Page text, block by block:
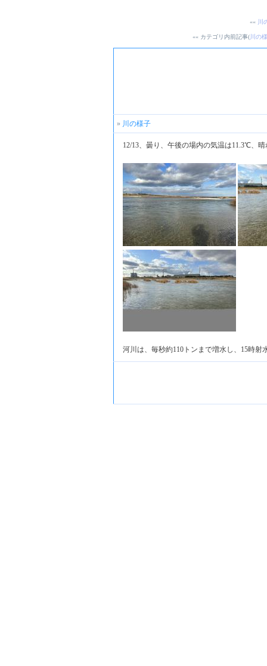
«« 川
«« カテゴリ内前記事( 川の
» 川の様子
12/13、曇り、午後の場内の気温は11.3℃、
河川は、毎秒約110トンまで増水し、15時